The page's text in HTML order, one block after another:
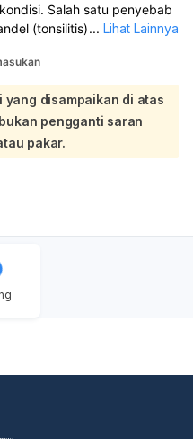
Salah satu penyebab
(tonsilitis)**, di mana
mungkin adalah
bening** di area
disebabkan oleh infeksi.
tenggorokan juga bisa
terutama jika
atau disertai gejala
demam, atau penurunan
untuk segera
Dokter akan melakukan
menyarankan
diagnosis yang
yang sesuai.
... Lihat Lainnya
yang disampaikan di atas
pengganti saran
pakar.